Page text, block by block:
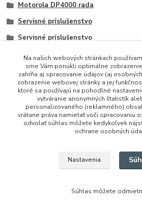
Motorola DP4000 rada
Servisné príslušenstvo
Servisné príslušenstvo
+421 948 229 224
Na našich webových stránkach
sme Vám ponúkli optimálne
zahŕňa aj spracovanie údajov (aj
zobrazenie webovej stránky a jej
ktoré sa používajú na pohodlné
vytváranie anonymných štatistík
personalizovaného (reklamného)
vrátane práva namietať voči spracovaniu
odvolať súhlas môžete kedykoľvek
ochrane osobných
Nastavenia
Súhlas môžete